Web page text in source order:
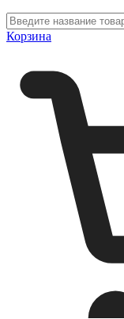
Корзина